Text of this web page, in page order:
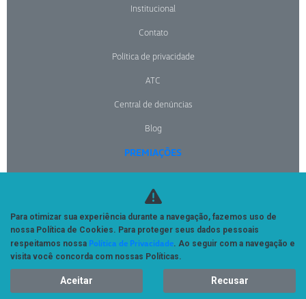
Institucional
Contato
Política de privacidade
ATC
Central de denúncias
Blog
PREMIAÇÕES
No trânsito, enxergar o outro salva vidas.
Desenvolvido pela DEALERSPACE ® Direitos Reservados.
Para otimizar sua experiência durante a navegação, fazemos uso de
nossa Política de Cookies. Para proteger seus dados pessoais
respeitamos nossa Política de Privacidade. Ao seguir com a navegação e
visita você concorda com nossas Políticas.
Aceitar Recusar